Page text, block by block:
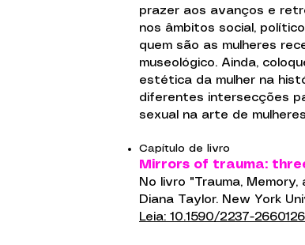
prazer aos avanços e
nos âmbitos social,
quem são as mulheres
museológico. Ainda,
estética da mulher na
diferentes intersecções
sexual na arte de
Capítulo de livro
Mirrors of trauma:
No livro "Trauma,
Diana Taylor. New York
Leia: 10.1590/2237-